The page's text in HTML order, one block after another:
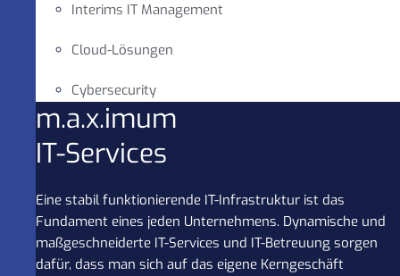
Interims IT Management
Cloud-Lösungen
Cybersecurity
m.a.x.imum
IT-Services
Eine stabil funktionierende IT-Infrastruktur ist das
Fundament eines jeden Unternehmens. Dynamische und
maßgeschneiderte IT-Services und IT-Betreuung sorgen
dafür, dass man sich auf das eigene Kerngeschäft